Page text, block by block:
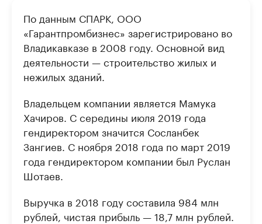
По данным СПАРК, ООО
«Гарантпромбизнес» зарегистрировано во
Владикавказе в 2008 году. Основной вид
деятельности — строительство жилых и
нежилых зданий.
Владельцем компании является Мамука
Хачиров. С середины июля 2019 года
гендиректором значится Сосланбек
Зангиев. С ноября 2018 года по март 2019
года гендиректором компании был Руслан
Шотаев.
Выручка в 2018 году составила 984 млн
рублей, чистая прибыль — 18,7 млн рублей.